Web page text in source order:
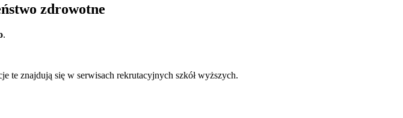
zdrowotne
.
te znajdują się w serwisach rekrutacyjnych szkół wyższych.